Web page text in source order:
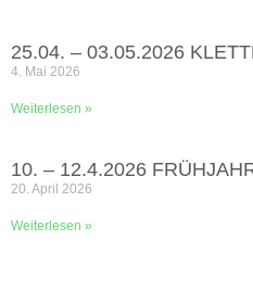
25.04. – 03.05.2026
4. Mai 2026
Weiterlesen »
10. – 12.4.2026
20. April 2026
Weiterlesen »